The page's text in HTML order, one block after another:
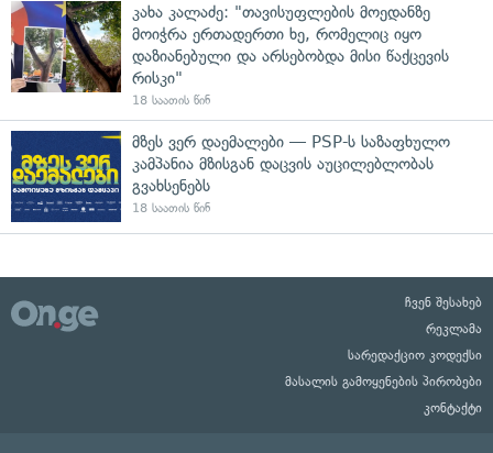
კახა კალაძე: "თავისუფლების მოედანზე
მოიჭრა ერთადერთი ხე, რომელიც იყო
დაზიანებული და არსებობდა მისი წაქცევის
რისკი"
18 საათის წინ
მზეს ვერ დაემალები — PSP-ს საზაფხულო
კამპანია მზისგან დაცვის აუცილებლობას
გვახსენებს
18 საათის წინ
ჩვენ შესახებ
რეკლამა
სარედაქციო კოდექსი
მასალის გამოყენების პირობები
კონტაქტი